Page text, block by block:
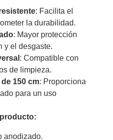
: Facilita el
la durabilidad.
: Mayor protección
y el desgaste.
: Compatible con
de limpieza.
150 cm: Proporciona
para un uso
anodizado.